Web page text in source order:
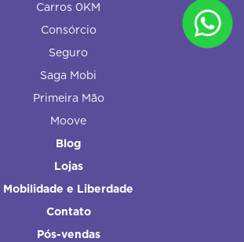
Carros 0KM
Consórcio
Seguro
Saga Mobi
Primeira Mão
Moove
Blog
Lojas
Mobilidade e Liberdade
Contato
Pós-vendas